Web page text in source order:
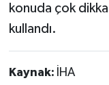
konuda çok
kullandı.
Kaynak: İHA